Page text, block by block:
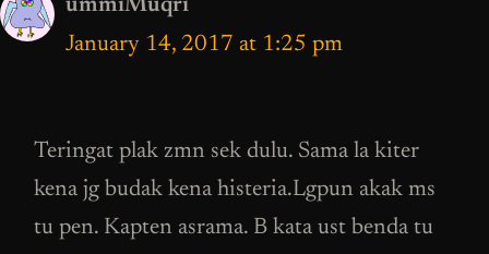
ummiMuqri
January 14, 2017 at 1:25 pm
Teringat plak zmn sek dulu. Sama la kiter
kena jg budak kena histeria.Lgpun akak ms
tu pen. Kapten asrama. B kata ust benda tu